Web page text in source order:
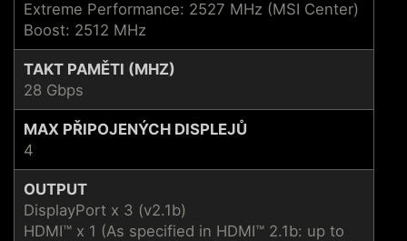
Extreme Performance: 2527 MHz (MSI Center)
Boost: 2512 MHz
TAKT PAMĚTI (MHZ)
28 Gbps
MAX PŘIPOJENÝCH DISPLEJŮ
4
OUTPUT
DisplayPort x 3 (v2.1b)
HDMI™ x 1 (As specified in HDMI™ 2.1b: up to